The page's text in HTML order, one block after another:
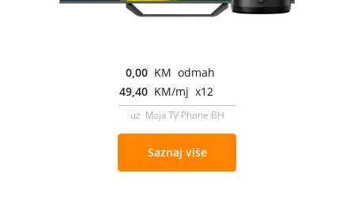
0,00 KM odmah
49,40 KM/mj x12
uz Moja TV Phone BH
Saznaj više